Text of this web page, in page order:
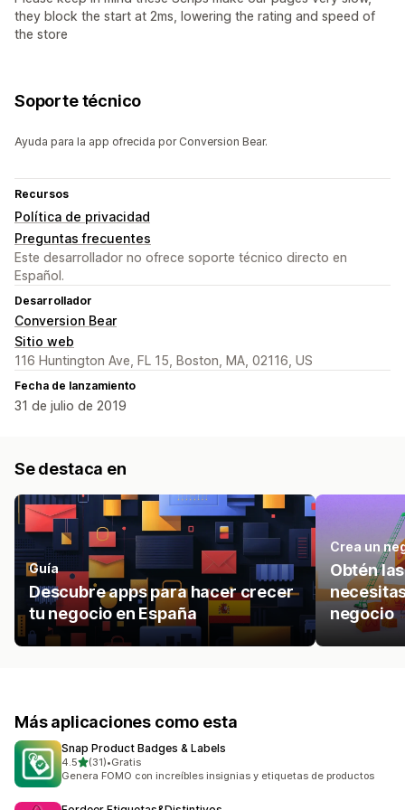
they block the start at 2ms, lowering the rating and speed of
the store
Soporte técnico
Ayuda para la app ofrecida por Conversion Bear.
Recursos
Política de privacidad
Preguntas frecuentes
Este desarrollador no ofrece soporte técnico directo en
Español.
Desarrollador
Conversion Bear
Sitio web
116 Huntington Ave, FL 15, Boston, MA, 02116, US
Fecha de lanzamiento
31 de julio de 2019
Se destaca en
Guía
Descubre apps para hacer crecer
tu negocio en España
Crea un
Obtén
negocio
Más aplicaciones como esta
Snap Product Badges & Labels
4.5de 5 estrellas
(31)
31 reseñas en total
•Gratis
Genera FOMO con increíbles insignias y etiquetas de productos